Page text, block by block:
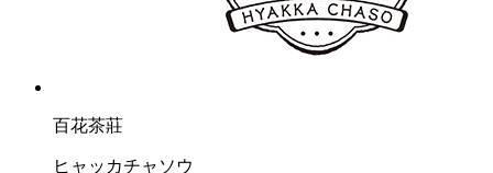
百花茶莊
ヒャッカチャソウ